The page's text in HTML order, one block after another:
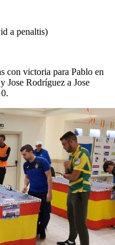
a penaltis)
con victoria para Pablo en
Jose Rodríguez a Jose